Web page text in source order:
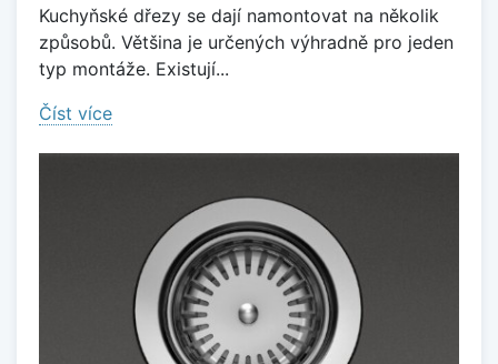
Kuchyňské dřezy se dají namontovat na několik
způsobů. Většina je určených výhradně pro jeden
typ montáže. Existují...
Číst více